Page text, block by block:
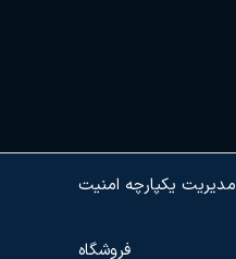
مدیریت یکپارچه امنیت
فروشگاه